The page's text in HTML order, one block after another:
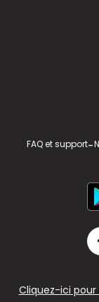
FAQ et support-
Cliquez-ici